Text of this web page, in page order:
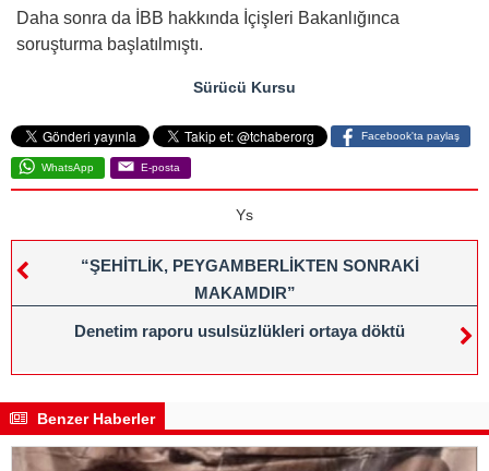
Daha sonra da İBB hakkında İçişleri Bakanlığınca
soruşturma başlatılmıştı.
Sürücü Kursu
Facebook'ta paylaş
WhatsApp E-posta
Ys
“ŞEHİTLİK, PEYGAMBERLİKTEN SONRAKİ
MAKAMDIR”
Denetim raporu usulsüzlükleri ortaya döktü
Benzer Haberler